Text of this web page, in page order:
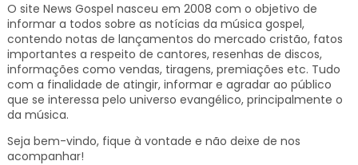
O site News Gospel nasceu em 2008 com o objetivo de
informar a todos sobre as notícias da música gospel,
contendo notas de lançamentos do mercado cristão, fatos
importantes a respeito de cantores, resenhas de discos,
informações como vendas, tiragens, premiações etc. Tudo
com a finalidade de atingir, informar e agradar ao público
que se interessa pelo universo evangélico, principalmente o
da música.
Seja bem-vindo, fique à vontade e não deixe de nos
acompanhar!